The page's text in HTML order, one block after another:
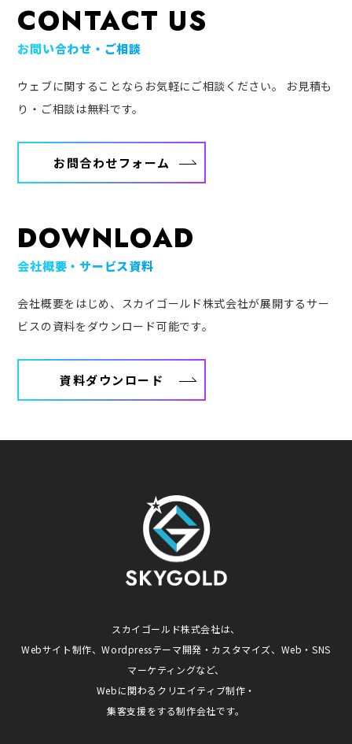
CONTACT US
お問い合わせ・ご相談
ウェブに関することならお気軽にご相談ください。
お見積も
り・ご相談は無料です。
お問合わせフォーム
DOWNLOAD
会社概要・サービス資料
会社概要をはじめ、スカイゴールド株式会社が展開するサー
ビスの資料をダウンロード可能です。
資料ダウンロード
スカイゴールド株式会社は、
Webサイト制作、Wordpressテーマ開発・カスタマイズ、Web・SNS
マーケティングなど、
Webに関わるクリエイティブ制作・
集客支援をする制作会社です。